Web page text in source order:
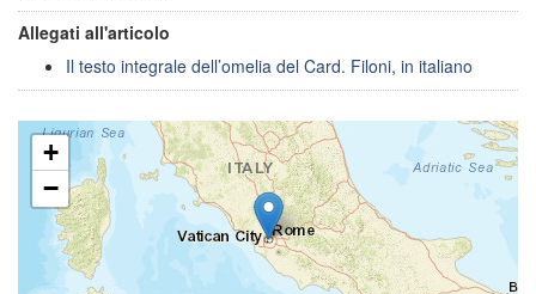
Allegati all'articolo
Il testo integrale dell’omelia del Card. Filoni, in italiano
+
−